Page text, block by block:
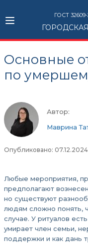
ГОСТ 32609-
Основные
по
Автор:
Маврина
Опубликовано: 07.12.2024
Любые мероприятия,
предполагают
но существуют
людям сложно понять,
случае. У ритуалов
умирает член семьи,
поддержки и как дань